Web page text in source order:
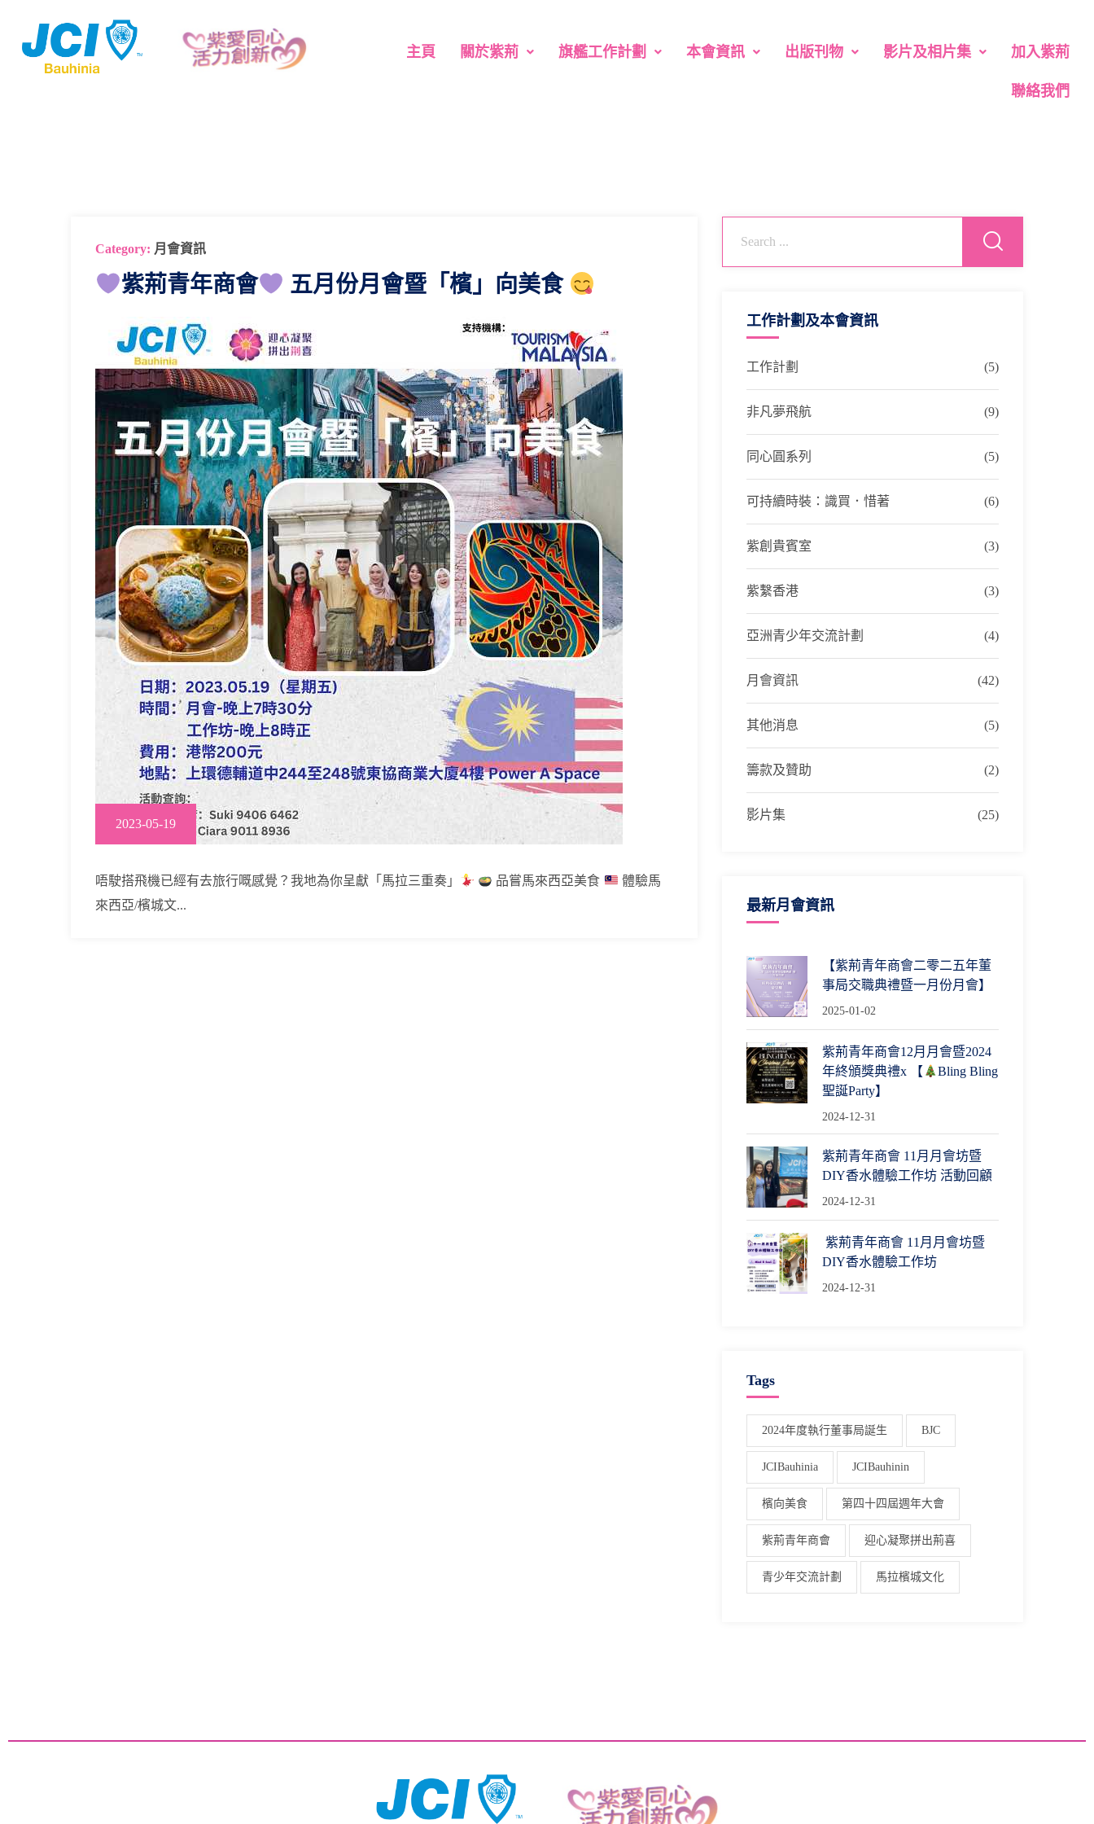
主頁 關於紫荊 旗艦工作計劃 本會資訊 出版刊物 影片及相片集 加入紫荊
聯絡我們
Category: 月會資訊
紫荊青年商會 五月份月會暨「檳」向美食
2023-05-19
唔駛搭飛機已經有去旅行嘅感覺？我地為你呈獻「馬拉三重奏」 品嘗馬來西亞美食
體驗馬
來西亞/檳城文...
工作計劃及本會資訊
工作計劃 (5)
非凡夢飛航 (9)
同心圓系列 (5)
可持續時裝：識買．惜著 (6)
紫創貴賓室 (3)
紫繫香港 (3)
亞洲青少年交流計劃 (4)
月會資訊 (42)
其他消息 (5)
籌款及贊助 (2)
影片集 (25)
最新月會資訊
【紫荊青年商會二零二五年董
事局交職典禮暨一月份月會】
2025-01-02
紫荊青年商會12月月會暨2024
年終頒獎典禮x 【
Bling Bling
聖誕Party】
2024-12-31
紫荊青年商會 11月月會坊暨
DIY香水體驗工作坊 活動回顧
2024-12-31
紫荊青年商會 11月月會坊暨
DIY香水體驗工作坊
2024-12-31
Tags
2024年度執行董事局誕生 BJC
JCIBauhinia JCIBauhinin
檳向美食 第四十四屆週年大會
紫荊青年商會 迎心凝聚拼出荊喜
青少年交流計劃 馬拉檳城文化